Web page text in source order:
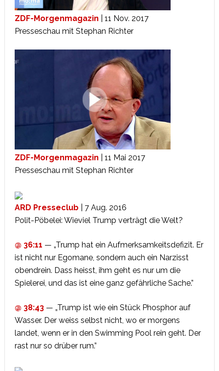
ZDF-Morgenmagazin | 11 Nov. 2017
Presseschau mit Stephan Richter
ZDF-Morgenmagazin | 11 Mai 2017
Presseschau mit Stephan Richter
ARD Presseclub | 7 Aug. 2016
Polit-Pöbelei: Wieviel Trump verträgt die Welt?
@ 36:11 — „Trump hat ein Aufmerksamkeitsdefizit. Er
ist nicht nur Egomane, sondern auch ein Narzisst
obendrein. Dass heisst, ihm geht es nur um die
Spielerei, und das ist eine ganz gefährliche Sache.”
@ 38:43— „Trump ist wie ein Stück Phosphor auf
Wasser. Der weiss selbst nicht, wo er morgens
landet, wenn er in den Swimming Pool rein geht. Der
rast nur so drüber rum.”